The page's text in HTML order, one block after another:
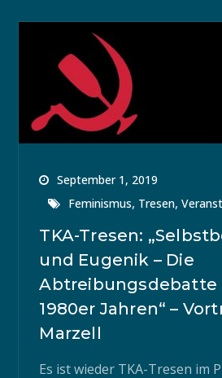
September 1, 2019
Feminismus, Tresen,
TKA-Tresen:
und Eugenik – Die
Abtreibungsdebatte
1980er Jahren“ –
Marzell
Es ist wieder TKA-Tresen im